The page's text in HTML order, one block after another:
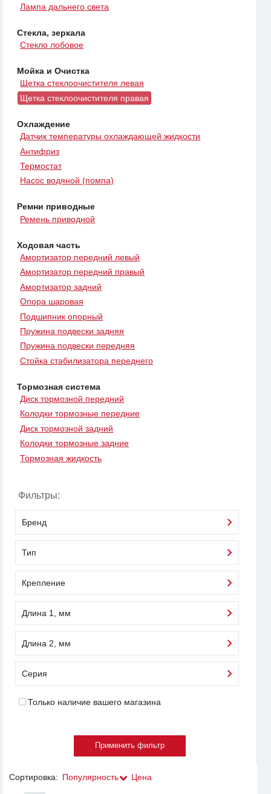
Лампа дальнего света
Стекла, зеркала
Стекло лобовое
Мойка и Очистка
Щетка стеклоочистителя левая
Щетка стеклоочистителя правая
Охлаждение
Датчик температуры охлаждающей жидкости
Антифриз
Термостат
Насос водяной (помпа)
Ремни приводные
Ремень приводной
Ходовая часть
Амортизатор передний левый
Амортизатор передний правый
Амортизатор задний
Опора шаровая
Подшипник опорный
Пружина подвески задняя
Пружина подвески передняя
Стойка стабилизатора переднего
Тормозная система
Диск тормозной передний
Колодки тормозные передние
Диск тормозной задний
Колодки тормозные задние
Тормозная жидкость
Фильтры:
Бренд
Тип
Крепление
Длина 1, мм
Длина 2, мм
Серия
Только наличие вашего магазина
Сортировка: Популярность Цена